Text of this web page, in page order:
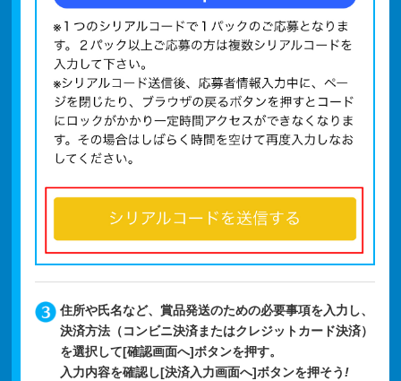
住所や氏名など、賞品発送のための必要事項を入力し、
決済方法（コンビニ決済またはクレジットカード決済）
を選択して[確認画面へ]ボタンを押す。
入力内容を確認し[決済入力画面へ]ボタンを押そう!